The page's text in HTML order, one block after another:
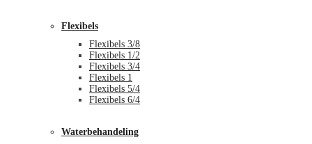
Flexibels
Flexibels 3/8
Flexibels 1/2
Flexibels 3/4
Flexibels 1
Flexibels 5/4
Flexibels 6/4
Waterbehandeling